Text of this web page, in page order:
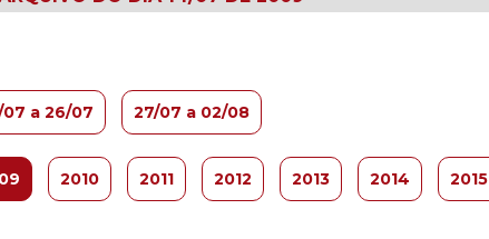
a 26/07 27/07 a 02/08
2010 2011 2012 2013 2014 2015